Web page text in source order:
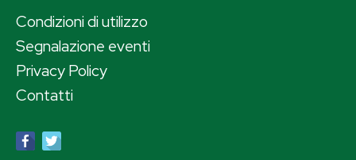
Condizioni di utilizzo
Segnalazione eventi
Privacy Policy
Contatti